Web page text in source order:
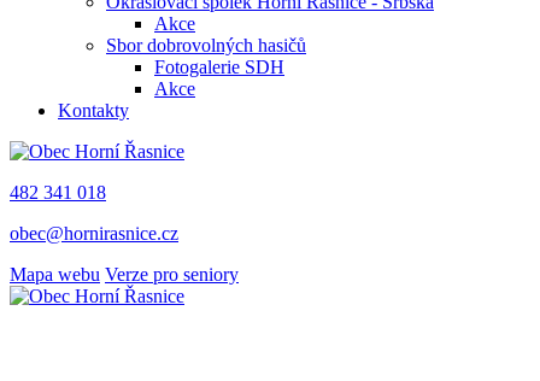
Akce
Sbor dobrovolných hasičů
Fotogalerie SDH
Akce
Kontakty
482 341 018
obec@hornirasnice.cz
Mapa webu Verze pro seniory